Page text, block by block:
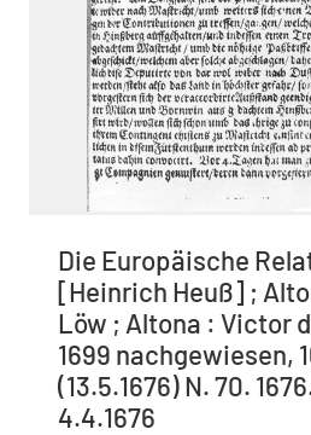
Die Europäische
[Heinrich Heuß] ;
Löw ; Altona : Victor
1699 nachgewiesen,
(13.5.1676) N. 70.
4.4.1676